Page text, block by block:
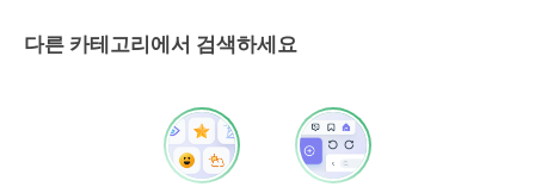
다른 카테고리에서 검색하세요